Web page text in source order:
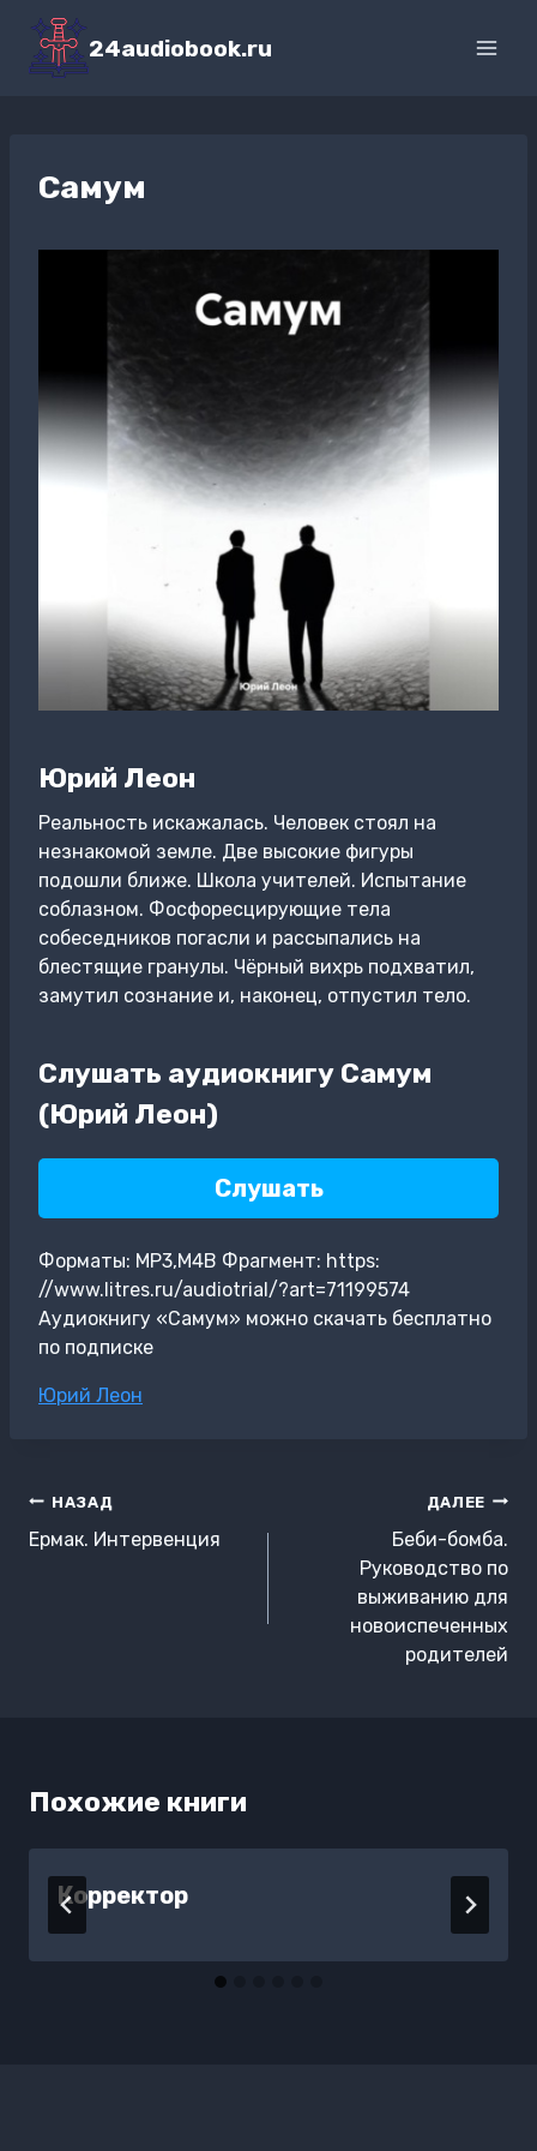
Перейти
содержимому
24audiobook.ru
Самум
Юрий Леон
Реальность искажалась. Человек стоял на
незнакомой земле. Две высокие фигуры
подошли ближе. Школа учителей. Испытание
соблазном. Фосфоресцирующие тела
собеседников погасли и рассыпались на
блестящие гранулы. Чёрный вихрь подхватил,
замутил сознание и, наконец, отпустил тело.
Слушать аудиокнигу Самум
(Юрий Леон)
Слушать
Форматы: MP3,M4B Фрагмент: https:
//www.litres.ru/audiotrial/?art=71199574
Аудиокнигу «Самум» можно скачать бесплатно
по подписке
Метки
Юрий Леон
Навигация
по
НАЗАД
Ермак. Интервенция
ДАЛЕЕ
Беби-бомба.
Руководство по
выживанию для
новоиспеченных
родителей
Похожие книги
Корректор